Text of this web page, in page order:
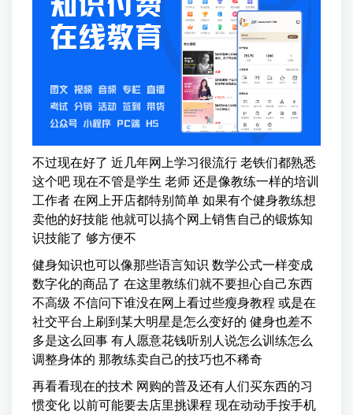
不过现在好了 近几年网上学习很流行 老铁们都熟悉
这个吧 现在不管是学生 老师 还是像教练一样的培训
工作者 在网上开店都特别简单 如果有个健身教练想
卖他的好技能 他就可以搞个网上销售自己的锻炼知
识技能了 够方便不
健身知识也可以像那些语言知识 数学公式一样变成
数字化的商品了 在这里教练们就不要担心自己东西
不高级 不信问下谁没在网上看过些瘦身教程 或是在
社交平台上刷到某大明星是怎么变好的 健身也差不
多是这么回事 有人愿意花钱听别人说怎么训练怎么
调整身体的 那教练卖自己的技巧也不稀奇
再看看现在的技术 网购的普及还有人们买东西的习
惯变化 以前可能要去店里挑课程 现在动动手按手机